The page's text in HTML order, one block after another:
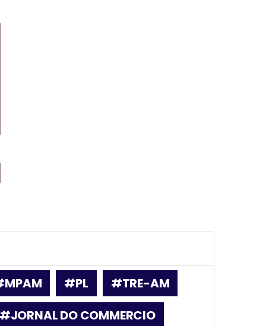
#PL
#TRE-AM
#JORNAL DO COMMERCIO